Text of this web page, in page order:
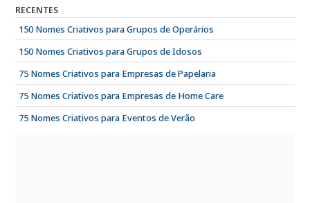
RECENTES
150 Nomes Criativos para Grupos de Operários
150 Nomes Criativos para Grupos de Idosos
75 Nomes Criativos para Empresas de Papelaria
75 Nomes Criativos para Empresas de Home Care
75 Nomes Criativos para Eventos de Verão